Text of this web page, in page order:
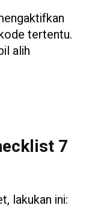
tertentu.
alih
7
lakukan ini: